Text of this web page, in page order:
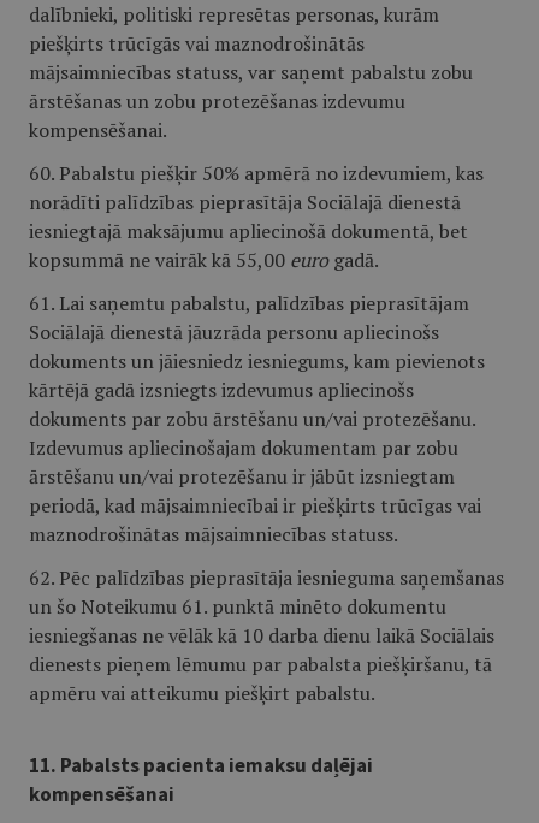
dalībnieki, politiski represētas personas, kurām
piešķirts trūcīgās vai maznodrošinātās
mājsaimniecības statuss, var saņemt pabalstu zobu
ārstēšanas un zobu protezēšanas izdevumu
kompensēšanai.
60. Pabalstu piešķir 50% apmērā no izdevumiem, kas
norādīti palīdzības pieprasītāja Sociālajā dienestā
iesniegtajā maksājumu apliecinošā dokumentā, bet
kopsummā ne vairāk kā 55,00 eurogadā.
61. Lai saņemtu pabalstu, palīdzības pieprasītājam
Sociālajā dienestā jāuzrāda personu apliecinošs
dokuments un jāiesniedz iesniegums, kam pievienots
kārtējā gadā izsniegts izdevumus apliecinošs
dokuments par zobu ārstēšanu un/vai protezēšanu.
Izdevumus apliecinošajam dokumentam par zobu
ārstēšanu un/vai protezēšanu ir jābūt izsniegtam
periodā, kad mājsaimniecībai ir piešķirts trūcīgas vai
maznodrošinātas mājsaimniecības statuss.
62. Pēc palīdzības pieprasītāja iesnieguma saņemšanas
un šo Noteikumu 61. punktā minēto dokumentu
iesniegšanas ne vēlāk kā 10 darba dienu laikā Sociālais
dienests pieņem lēmumu par pabalsta piešķiršanu, tā
apmēru vai atteikumu piešķirt pabalstu.
11. Pabalsts pacienta iemaksu daļējai
kompensēšanai